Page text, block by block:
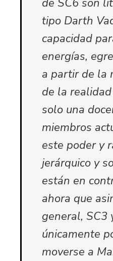
tipo Darth
capacidad
energías,
a partir de la
de la
solo una
miembros
este poder y
jerárquico y
están en
ahora que
general, SC3
únicamente
moverse a